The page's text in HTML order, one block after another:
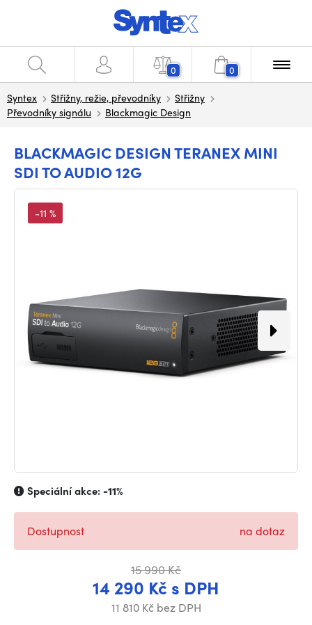
0 0
Syntex Střižny, režie, převodníky
Střižny
Převodníky signálu
Blackmagic Design
BLACKMAGIC DESIGN TERANEX MINI
SDI TO AUDIO 12G
-11 %
Speciální akce:-11%
15 990 Kč
14 290 Kč s DPH
11 810 Kč bez DPH
Dostupnost na dotaz